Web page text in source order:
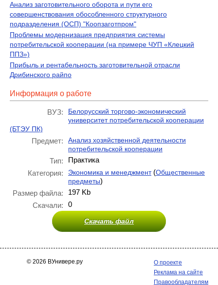
Анализ заготовительного оборота и пути его
совершенствования обособленного структурного
подразделения (ОСП) "Коопзаготпром"
Проблемы модернизация предприятия системы
потребительской кооперации (на примере ЧУП «Клецкий
ППЗ»)
Прибыль и рентабельность заготовительной отрасли
Дрибинского райпо
Информация о работе
ВУЗ:
Белорусский торгово-экономический
университет потребительской кооперации
(БТЭУ ПК)
Предмет:
Анализ хозяйственной деятельности
потребительской кооперации
Тип:
Практика
Категория:
Экономика и менеджмент(Общественные
предметы)
Размер файла:
197 Kb
Скачали:
0
Скачать файл
© 2026 ВУнивере.ру
О проекте
Реклама на сайте
Правообладателям